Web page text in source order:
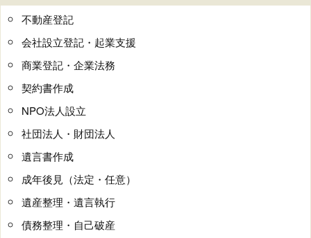
不動産登記
会社設立登記・起業支援
商業登記・企業法務
契約書作成
NPO法人設立
社団法人・財団法人
遺言書作成
成年後見（法定・任意）
遺産整理・遺言執行
債務整理・自己破産